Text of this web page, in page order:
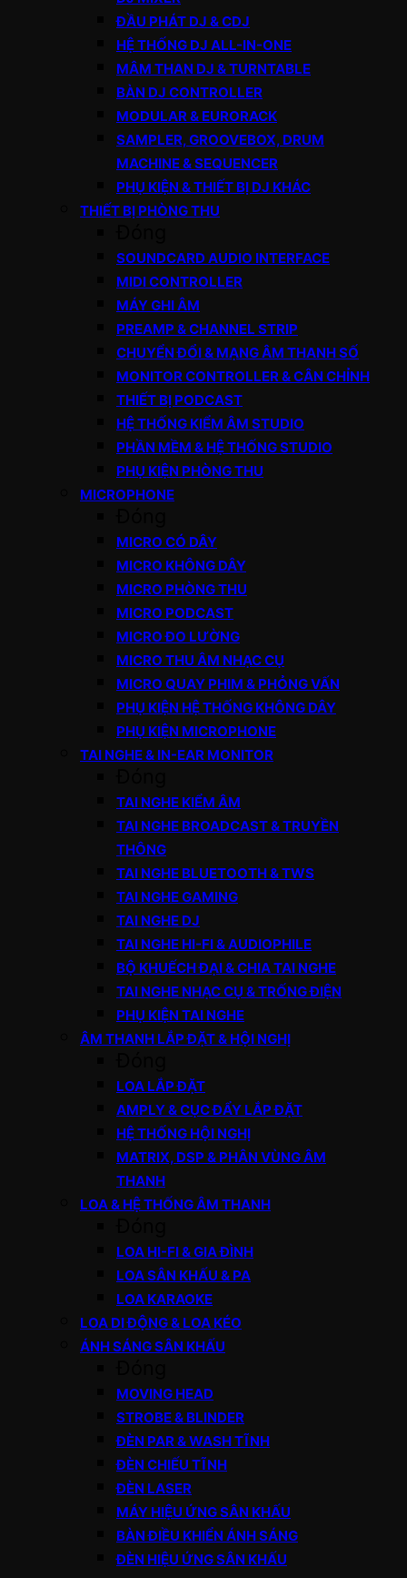
ĐẦU PHÁT DJ & CDJ
HỆ THỐNG DJ ALL-IN-ONE
MÂM THAN DJ & TURNTABLE
BÀN DJ CONTROLLER
MODULAR & EURORACK
SAMPLER, GROOVEBOX, DRUM
MACHINE & SEQUENCER
PHỤ KIỆN & THIẾT BỊ DJ KHÁC
THIẾT BỊ PHÒNG THU
SOUNDCARD AUDIO INTERFACE
MIDI CONTROLLER
MÁY GHI ÂM
PREAMP & CHANNEL STRIP
CHUYỂN ĐỔI & MẠNG ÂM THANH SỐ
MONITOR CONTROLLER & CÂN CHỈNH
THIẾT BỊ PODCAST
HỆ THỐNG KIỂM ÂM STUDIO
PHẦN MỀM & HỆ THỐNG STUDIO
PHỤ KIỆN PHÒNG THU
MICROPHONE
MICRO CÓ DÂY
MICRO KHÔNG DÂY
MICRO PHÒNG THU
MICRO PODCAST
MICRO ĐO LƯỜNG
MICRO THU ÂM NHẠC CỤ
MICRO QUAY PHIM & PHỎNG VẤN
PHỤ KIỆN HỆ THỐNG KHÔNG DÂY
PHỤ KIỆN MICROPHONE
TAI NGHE & IN-EAR MONITOR
TAI NGHE KIỂM ÂM
TAI NGHE BROADCAST & TRUYỀN
THÔNG
TAI NGHE BLUETOOTH & TWS
TAI NGHE GAMING
TAI NGHE DJ
TAI NGHE HI-FI & AUDIOPHILE
BỘ KHUẾCH ĐẠI & CHIA TAI NGHE
TAI NGHE NHẠC CỤ & TRỐNG ĐIỆN
PHỤ KIỆN TAI NGHE
ÂM THANH LẮP ĐẶT & HỘI NGHỊ
LOA LẮP ĐẶT
AMPLY & CỤC ĐẨY LẮP ĐẶT
HỆ THỐNG HỘI NGHỊ
MATRIX, DSP & PHÂN VÙNG ÂM
THANH
LOA & HỆ THỐNG ÂM THANH
LOA HI-FI & GIA ĐÌNH
LOA SÂN KHẤU & PA
LOA KARAOKE
LOA DI ĐỘNG & LOA KÉO
ÁNH SÁNG SÂN KHẤU
MOVING HEAD
STROBE & BLINDER
ĐÈN PAR & WASH TĨNH
ĐÈN CHIẾU TĨNH
ĐÈN LASER
MÁY HIỆU ỨNG SÂN KHẤU
BÀN ĐIỀU KHIỂN ÁNH SÁNG
ĐÈN HIỆU ỨNG SÂN KHẤU